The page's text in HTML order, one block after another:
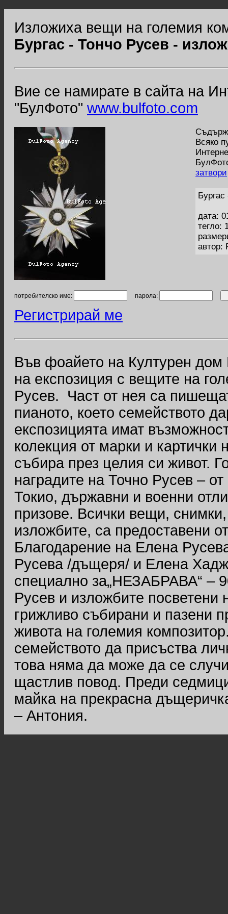
Изложиха вещи на големия
Бургас - Тончо Русев -
Вие се намирате в сайта на
"БулФото" www.bulfoto.com
Всяко
затвори
дата:
тегло:
автор:
потребителско име: парола:
Регистрирай ме
Във фоайето на Културен
на експозиция с вещите на
Русев. Част от нея са
пианото, което семейството
експозицията имат
колекция от марки и картички
събира през целия си живот.
наградите на Точно Русев –
Токио, държавни и военни
призове. Всички вещи,
изложбите, са предоставени
Благодарение на Елена
Русева /дъщеря/ и Елена
специално за„НЕЗАБРАВА“ –
Русев и изложбите посветени
грижливо събирани и пазени
живота на големия
семейството да присъства
това няма да може да се
щастлив повод. Преди
майка на прекрасна
– Антония.